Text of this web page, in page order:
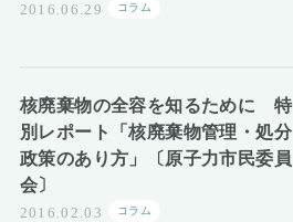
2016.06.29 コラム
核廃棄物の全容を知るために 特
別レポート「核廃棄物管理・処分
政策のあり方」〔原子力市民委員
会〕
2016.02.03 コラム